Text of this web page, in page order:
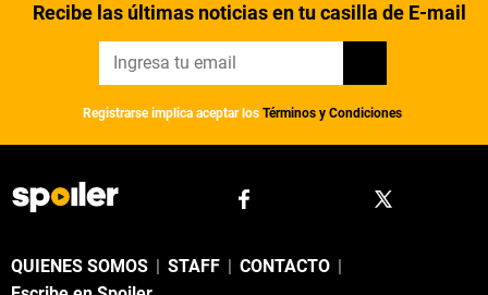
Recibe las últimas noticias en tu casilla de E-mail
Registrarse implica aceptar los Términos y Condiciones
QUIENES SOMOS STAFF CONTACTO